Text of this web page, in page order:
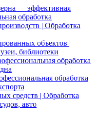
— эффективная
обработка
| Обработка
объектов |
библиотеки
обработка
обработка
средств | Обработка
авто